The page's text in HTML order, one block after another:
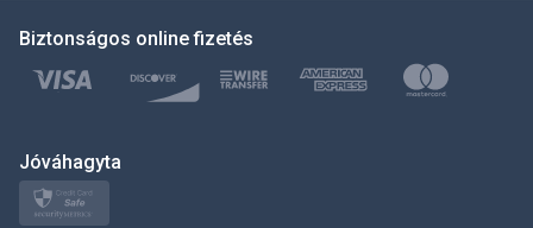
Türkçe
Polski
Biztonságos online fizetés
Jóváhagyta